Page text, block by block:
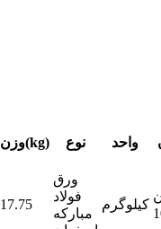
وزن(kg) نوع واحد
17.75
ورق
فولاد
مبارکه
کیلوگرم